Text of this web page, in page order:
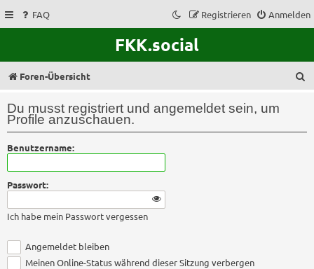
FAQ Anmelden
Registrieren
FKK.social
Foren-Übersicht
h
Du musst registriert und angemeldet sein, um
Profile anzuschauen.
Benutzername:
Passwort:
Ich habe mein Passwort vergessen
Angemeldet bleiben
Meinen Online-Status während dieser Sitzung verbergen